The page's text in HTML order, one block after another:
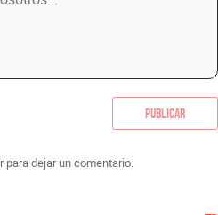
Publicar
para dejar un comentario.